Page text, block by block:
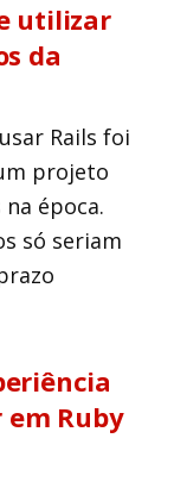
utilizar
da
Rails foi
projeto
época.
só seriam
Ruby